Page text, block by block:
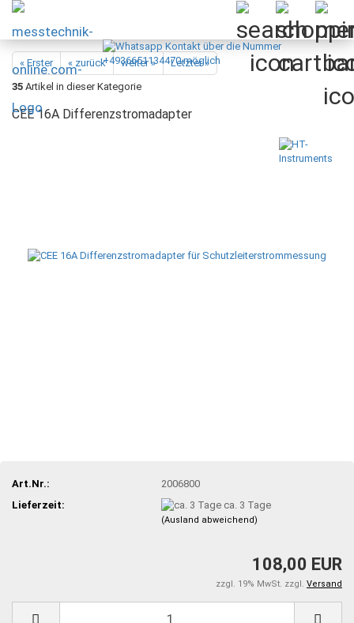
« Erster « zurück weiter »
Letzter »
35 Artikel in dieser Kategorie
CEE 16A Differenzstromadapter
Art.Nr.:
2006800
Lieferzeit:
ca. 3 Tage
(Ausland abweichend)
108,00 EUR
zzgl. 19% MwSt. zzgl. Versand